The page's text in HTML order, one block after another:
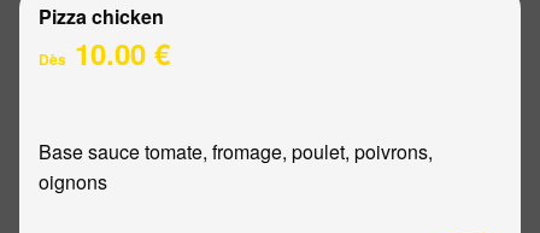
Pizza chicken
Dès 10.00 €
Base sauce tomate, fromage, poulet, poivrons,
oignons